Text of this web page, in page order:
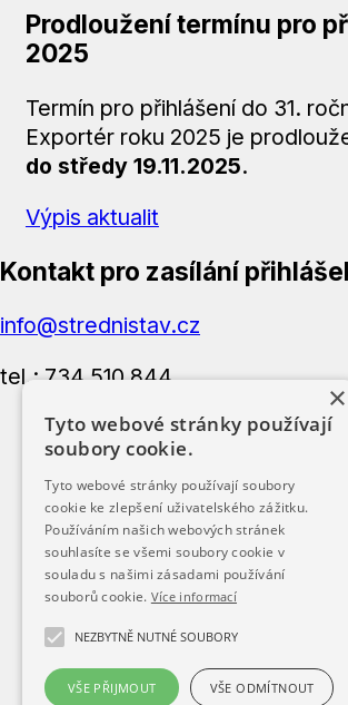
Prodloužení termínu pro
2025
Termín pro přihlášení do 31.
Exportér roku 2025 je
do středy 19.11.2025.
Výpis aktualit
Kontakt pro zasílání
info@strednistav.cz
tel.: 734 510 844
Úvod
Přihláška
Kategorie
Výsledky
×
Tyto webové stránky používají
soubory cookie.
Tyto webové stránky používají soubory
cookie ke zlepšení uživatelského zážitku.
Používáním našich webových stránek
souhlasíte se všemi soubory cookie v
souladu s našimi zásadami používání
souborů cookie. Více informací
NEZBYTNĚ NUTNÉ SOUBORY
VŠE PŘIJMOUT VŠE ODMÍTNOUT